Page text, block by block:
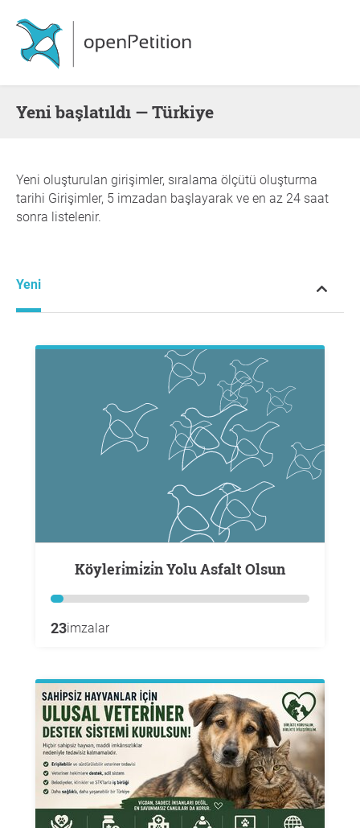
Yeni başlatıldı — Türkiye
Yeni oluşturulan girişimler, sıralama ölçütü oluşturma
tarihi Girişimler, 5 imzadan başlayarak ve en az 24 saat
sonra listelenir.
Yeni
Köyleri̇mi̇zi̇n Yolu Asfalt Olsun
23imzalar